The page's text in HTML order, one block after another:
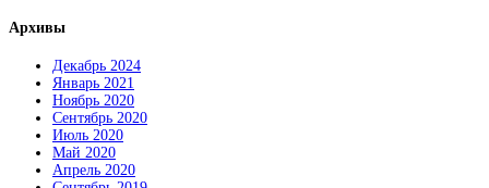
Архивы
Декабрь 2024
Январь 2021
Ноябрь 2020
Сентябрь 2020
Июль 2020
Май 2020
Апрель 2020